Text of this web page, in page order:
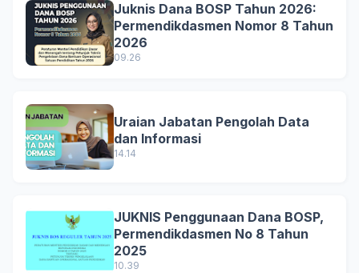
Juknis Dana BOSP Tahun 2026:
Permendikdasmen Nomor 8 Tahun
2026
09.26
Uraian Jabatan Pengolah Data
dan Informasi
14.14
JUKNIS Penggunaan Dana BOSP,
Permendikdasmen No 8 Tahun
2025
10.39